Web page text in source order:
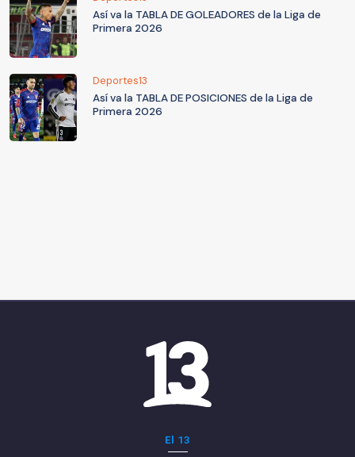
Así va la TABLA DE GOLEADORES de la Liga de
Primera 2026
Deportes13
Así va la TABLA DE POSICIONES de la Liga de
Primera 2026
El 13